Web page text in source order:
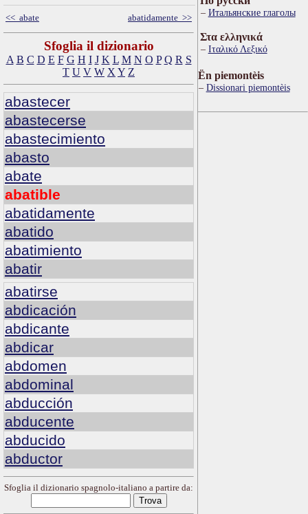
<< abate abatidamente >>
Sfoglia il dizionario
A B C D E F G H I J K L M N O P Q R S
T U V W X Y Z
abastecer
abastecerse
abastecimiento
abasto
abate
abatible
abatidamente
abatido
abatimiento
abatir
abatirse
abdicación
abdicante
abdicar
abdomen
abdominal
abducción
abducente
abducido
abductor
Sfoglia il dizionario spagnolo-italiano a partire da:
Итальянские глаголы
Στα ελληνικά
Ιταλικό Λεξικό
Ën piemontèis
Dissionari piemontèis